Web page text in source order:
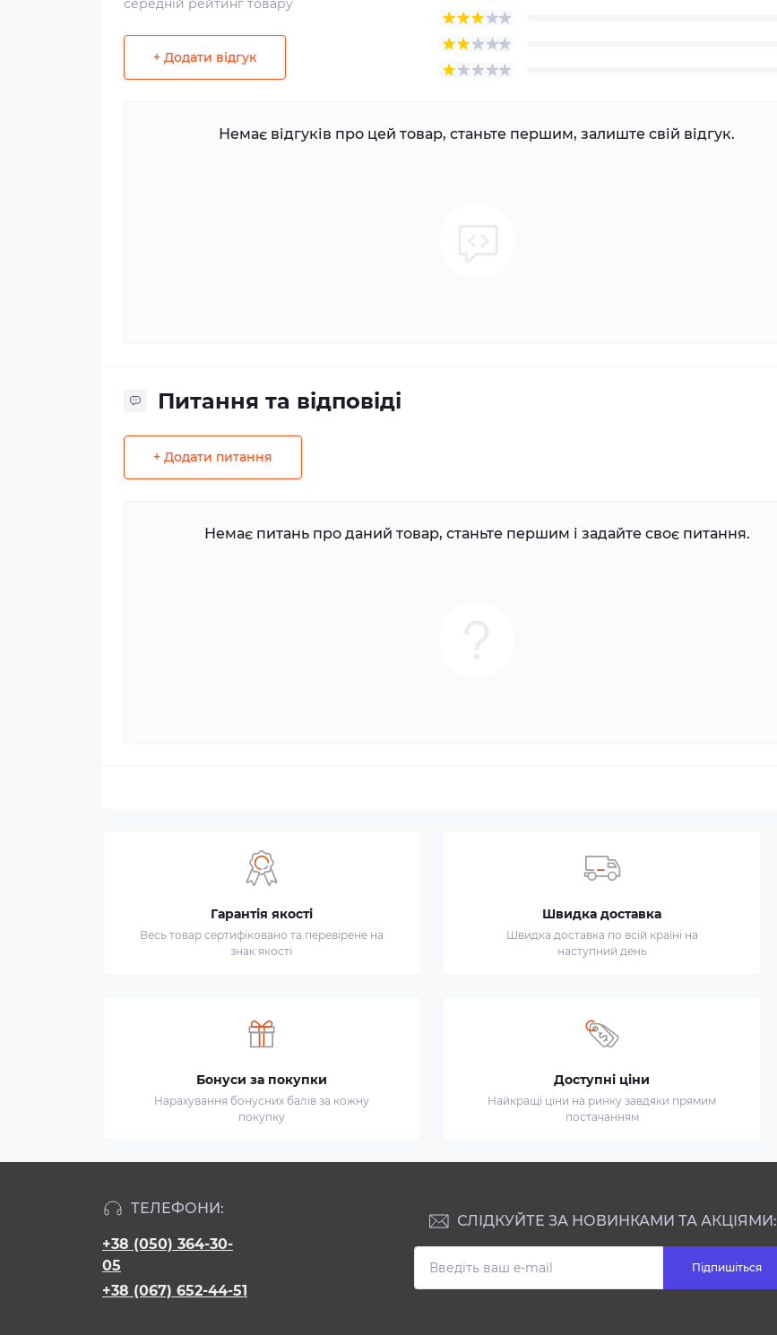
середній рейтинг товару
+ Додати відгук
Немає відгуків про цей товар, станьте першим, залиште свій відгук.
Питання та відповіді
+ Додати питання
Немає питань про даний товар, станьте першим і задайте своє питання.
Гарантія якості
Весь товар сертифіковано та перевірене на
знак якості
Швидка доставка
Швидка доставка по всій країні на
наступний день
Бонуси за покупки
Нарахування бонусних балів за кожну
покупку
Доступні ціни
Найкращі ціни на ринку завдяки прямим
постачанням
ТЕЛЕФОНИ:
+38 (050) 364-30-
05
+38 (067) 652-44-51
СЛІДКУЙТЕ ЗА НОВИНКАМИ ТА АКЦІЯМИ:
Підпишіться